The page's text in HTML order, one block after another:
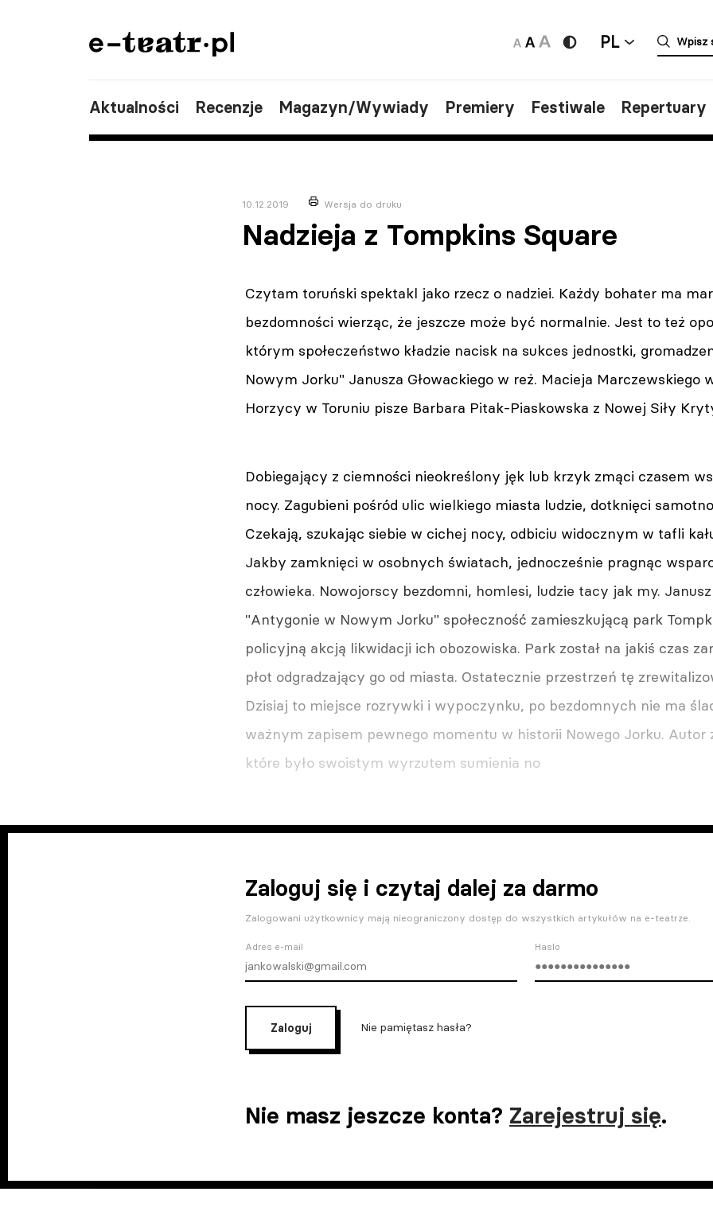
PL
Aktualności Recenzje Magazyn/Wywiady Premiery Festiwale Repertuary
10.12.2019 Wersja do druku
Nadzieja z Tompkins Square
Czytam toruński spektakl jako rzecz o nadziei. Każdy bohater ma
bezdomności wierząc, że jeszcze może być normalnie. Jest to też
którym społeczeństwo kładzie nacisk na sukces jednostki,
Nowym Jorku" Janusza Głowackiego w reż. Macieja Marczewskiego
Horzycy w Toruniu pisze Barbara Pitak-Piaskowska z Nowej Siły
Dobiegający z ciemności nieokreślony jęk lub krzyk zmąci czasem
nocy. Zagubieni pośród ulic wielkiego miasta ludzie, dotknięci
Czekają, szukając siebie w cichej nocy, odbiciu widocznym w tafli
Jakby zamknięci w osobnych światach, jednocześnie pragnąc
człowieka. Nowojorscy bezdomni, homlesi, ludzie tacy jak my. Janusz
"Antygonie w Nowym Jorku" społeczność zamieszkującą park
policyjną akcją likwidacji ich obozowiska. Park został na jakiś czas
płot odgradzający go od miasta. Ostatecznie przestrzeń tę
Dzisiaj to miejsce rozrywki i wypoczynku, po bezdomnych nie ma
ważnym zapisem pewnego momentu w historii Nowego Jorku. Autor
które było swoistym wyrzutem sumienia no
Zaloguj się i czytaj dalej za darmo
Zalogowani użytkownicy mają nieograniczony dostęp do wszystkich artykułów na e-teatrze.
Adres e-mail Haslo
Zaloguj Nie pamiętasz hasła?
Nie masz jeszcze konta? Zarejestruj się.